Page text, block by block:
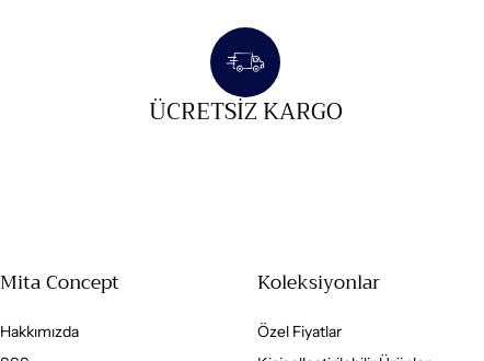
ÜCRETSIZ KARGO
Mita Concept
Hakkımızda
Koleksiyonlar
Özel Fiyatlar